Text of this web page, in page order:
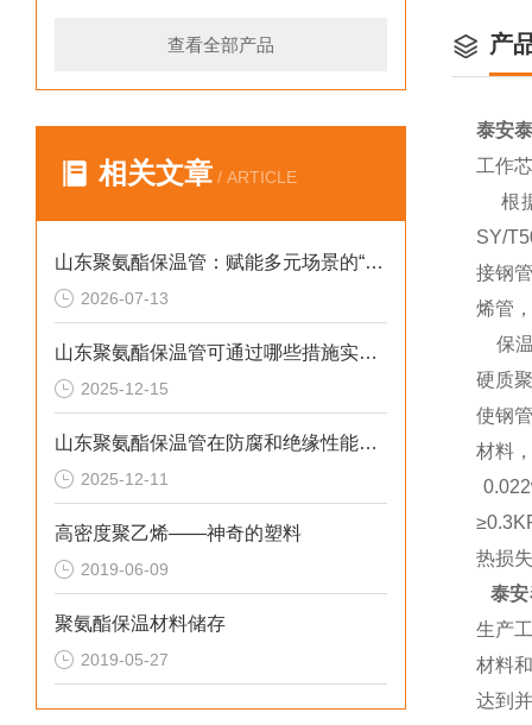
查看全部产品
相关文章 / ARTICLE
山东聚氨酯保温管：赋能多元场景的“隐形守护者”
2026-07-13
山东聚氨酯保温管可通过哪些措施实现快速施工
2025-12-15
山东聚氨酯保温管在防腐和绝缘性能方面表现优异
2025-12-11
高密度聚乙烯——神奇的塑料
2019-06-09
聚氨酯保温材料储存
2019-05-27
产
泰安
工作
根据
SY/
接钢
烯管
保温
硬质
使钢
材料
热损
泰
生产
材料
达到